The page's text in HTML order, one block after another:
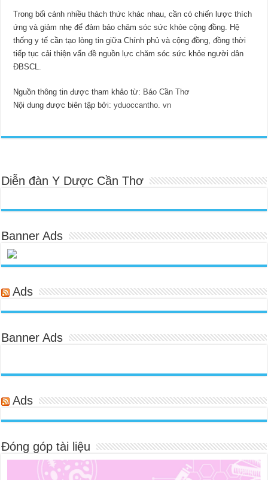
Trong bối cảnh nhiều thách thức khác nhau, cần có chiến lược thích
ứng và giảm nhẹ để đảm bảo chăm sóc sức khỏe cộng đồng. Hệ
thống y tế cần tạo lòng tin giữa Chính phủ và cộng đồng, đồng thời
tiếp tục cải thiện vấn đề nguồn lực chăm sóc sức khỏe người dân
ĐBSCL.
Nguồn thông tin được tham khảo từ: Báo Cần Thơ
Nội dung được biên tập bởi:yduoccantho. vn
Diễn đàn Y Dược Cần Thơ
Banner Ads
Ads
Banner Ads
Ads
Đóng góp tài liệu